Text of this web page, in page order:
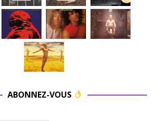
ABONNEZ-VOUS